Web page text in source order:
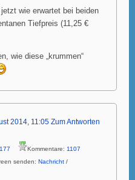
wie erwartet bei beiden
Tiefpreis (11,25 €
wie diese „krummen“
2014, 11:05 Zum Antworten
177 Kommentare: 1107
senden: Nachricht /